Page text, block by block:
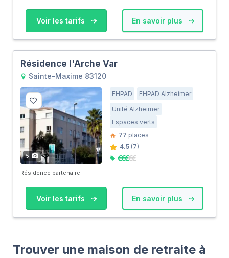
Voir les tarifs En savoir plus
Résidence l'Arche Var
Sainte-Maxime 83120
5
EHPAD
EHPAD Alzheimer
Unité Alzheimer
Espaces verts
77 places
4.5 (7)
Résidence partenaire
Voir les tarifs En savoir plus
Trouver une maison de retraite à